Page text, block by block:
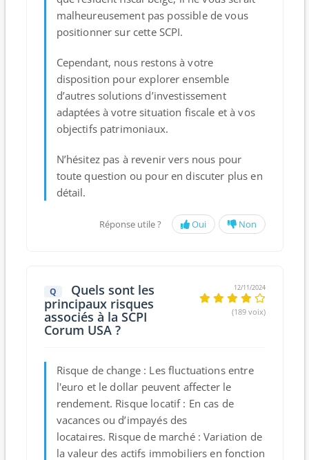
malheureusement pas possible de vous
positionner sur cette SCPI.
Cependant, nous restons à votre
disposition pour explorer ensemble
d’autres solutions d’investissement
adaptées à votre situation fiscale et à vos
objectifs patrimoniaux.
N’hésitez pas à revenir vers nous pour
toute question ou pour en discuter plus en
détail.
Réponse utile ? Oui Non
Q
Quels sont les
principaux risques
associés à la SCPI
Corum USA ?
12/11/2024
(189 voix)
Risque de change : Les fluctuations entre
l'euro et le dollar peuvent affecter le
rendement. Risque locatif : En cas de
vacances ou d’impayés des
locataires. Risque de marché :Variation de
la valeur des actifs immobiliers en fonction